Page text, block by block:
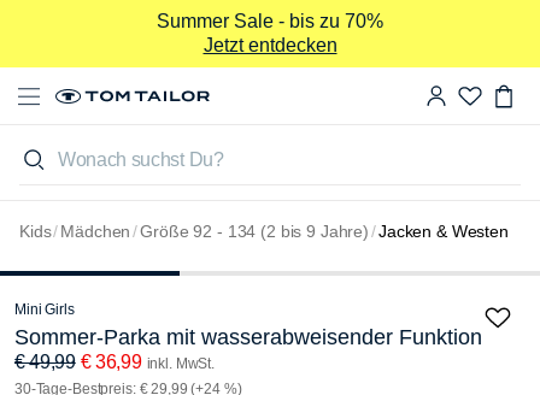
Summer Sale - bis zu 70%
Jetzt entdecken
Wonach suchst Du?
Kids/Mädchen /Größe 92 - 134 (2 bis 9 Jahre)/Jacken & Westen
Mini Girls
Sommer-Parka mit wasserabweisender Funktion
€ 49,99 € 36,99 inkl. MwSt.
30-Tage-Bestpreis: € 29,99 (+24 %)